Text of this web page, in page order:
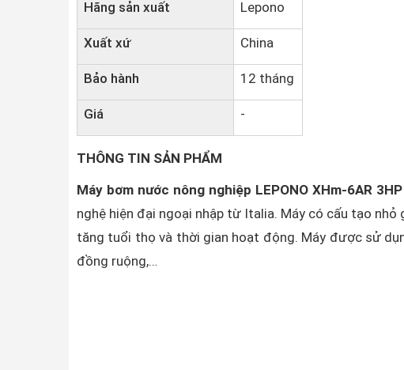
Hãng sản xuất Lepono
Xuất xứ China
Bảo hành 12 tháng
Giá -
THÔNG TIN SẢN PHẨM
Máy bơm nước nông nghiệp LEPONO XHm-6AR 3HP
nghệ hiện đại ngoại nhập từ Italia. Máy có cấu tạo
tăng tuổi thọ và thời gian hoạt động. Máy được sử
đồng ruộng,…